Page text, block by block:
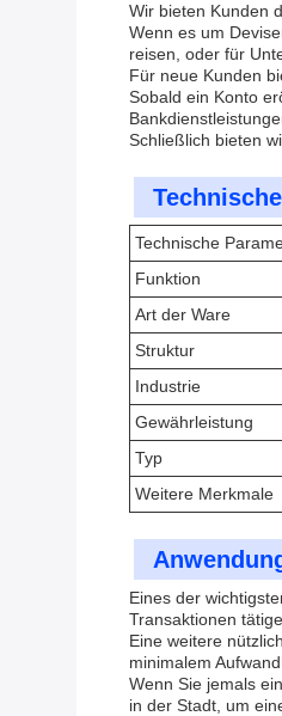
Wir bieten Kunden
Wenn es um
reisen, oder für
Für neue Kunden
Sobald ein Konto
Schließlich bieten
Technische
Funktion
Art der Ware
Struktur
Industrie
Gewährleistung
Typ
Weitere Merkmale
Eines der
Transaktionen
Eine weitere
minimalem
Wenn Sie jemals
in der Stadt, um